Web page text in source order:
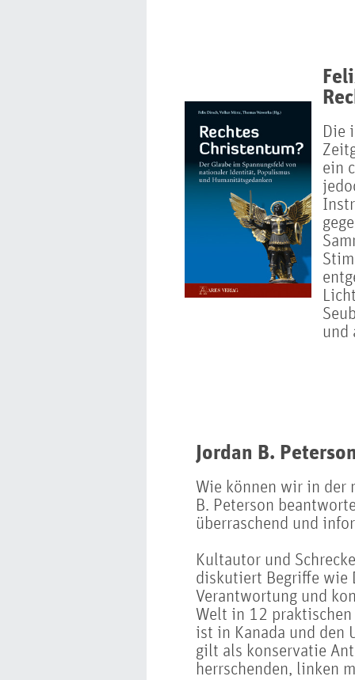
Die
ein
und
Jordan B.
Wie können wir in der
B. Peterson
überraschend und
Kultautor und
diskutiert Begriffe wie
Verantwortung und
Welt in 12 praktischen
ist in Kanada und den
gilt als konservatie
herrschenden, linken